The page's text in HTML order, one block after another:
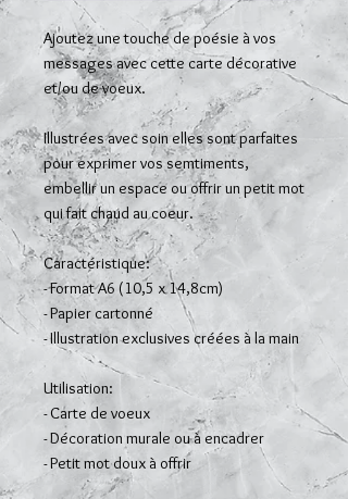
Ajoutez une touche de poésie à vos
messages avec cette carte décorative
et/ou de voeux.
Illustrées avec soin elles sont parfaites
pour exprimer vos semtiments,
embellir un espace ou offrir un petit mot
qui fait chaud au coeur.
Caractéristique:
- Format A6 (10,5 x 14,8cm)
- Papier cartonné
- Illustration exclusives créées à la main
Utilisation:
- Carte de voeux
- Décoration murale ou à encadrer
- Petit mot doux à offrir